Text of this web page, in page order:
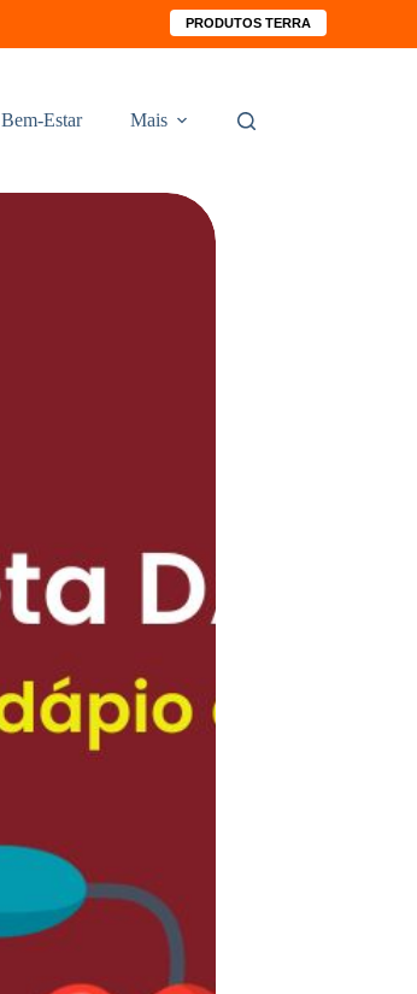
PRODUTOS TERRA
Bem-Estar Mais